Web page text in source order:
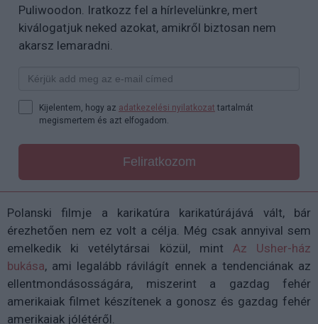
Puliwoodon. Iratkozz fel a hírlevelünkre, mert
kiválogatjuk neked azokat, amikről biztosan nem
akarsz lemaradni.
Kijelentem, hogy az adatkezelési nyilatkozat tartalmát
megismertem és azt elfogadom.
Feliratkozom
Polanski filmje a karikatúra karikatúrájává vált, bár
érezhetően nem ez volt a célja. Még csak annyival sem
emelkedik ki vetélytársai közül, mint Az Usher-ház
bukása, ami legalább rávilágít ennek a tendenciának az
ellentmondásosságára, miszerint a gazdag fehér
amerikaiak filmet készítenek a gonosz és gazdag fehér
amerikaiak jólétéről.